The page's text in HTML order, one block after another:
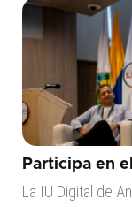
Participa en
La IU Digital de